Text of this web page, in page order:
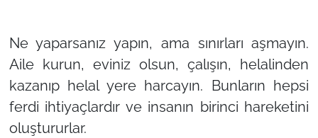
Ne yaparsanız yapın, ama sınırları aşmayın.
Aile kurun, eviniz olsun, çalışın, helalinden
kazanıp helal yere harcayın. Bunların hepsi
ferdi ihtiyaçlardır ve insanın birinci hareketini
oluştururlar.